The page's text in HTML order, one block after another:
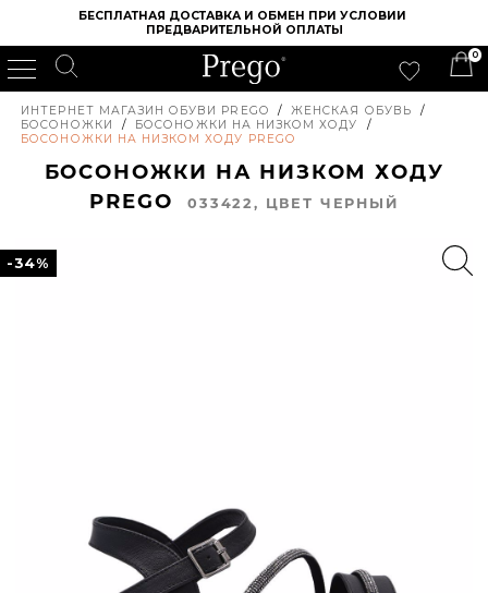
БЕСПЛАТНАЯ ДОСТАВКА И ОБМЕН ПРИ УСЛОВИИ
ПРЕДВАРИТЕЛЬНОЙ ОПЛАТЫ
0
ИНТЕРНЕТ МАГАЗИН ОБУВИ PREGO / ЖЕНСКАЯ ОБУВЬ
/
БОСОНОЖКИ
/ БОСОНОЖКИ НА НИЗКОМ ХОДУ
/
БОСОНОЖКИ НА НИЗКОМ ХОДУ PREGO
БОСОНОЖКИ НА НИЗКОМ ХОДУ
PREGO033422, ЦВЕТ ЧЕРНЫЙ
-34%